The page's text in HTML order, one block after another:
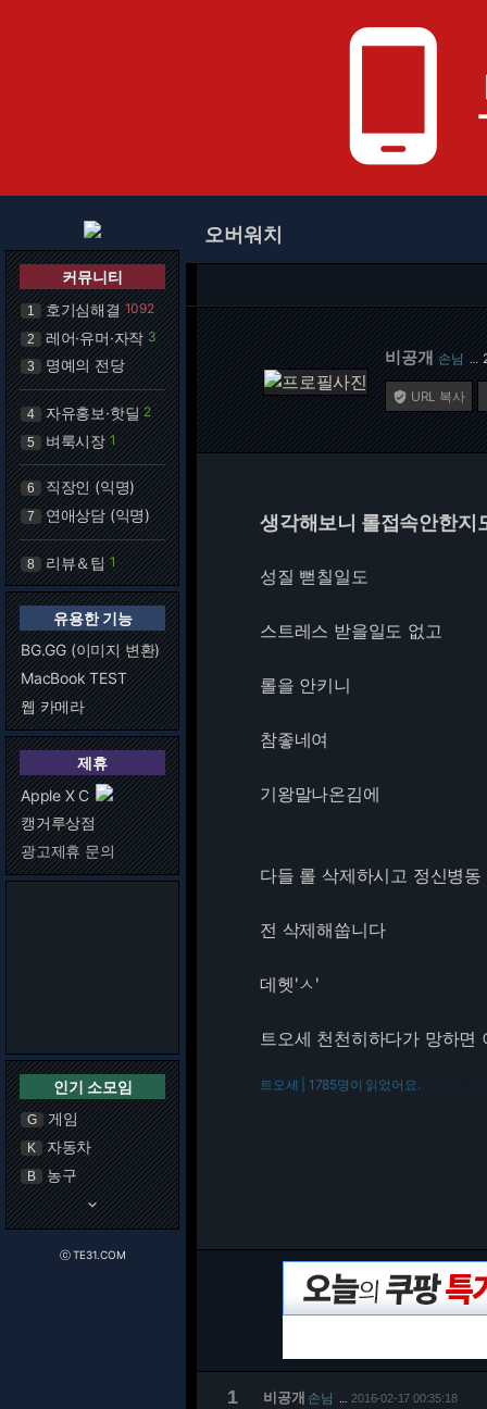
phone_android
커뮤니티
1 호기심해결 1092
2 레어·유머·자작 3
3 명예의 전당
4 자유홍보·핫딜 2
5 벼룩시장 1
6 직장인 (익명)
7 연애상담 (익명)
8 리뷰＆팁 1
유용한 기능
BG.GG (이미지 변환)
MacBook TEST
웹 카메라
제휴
Apple X C
캥거루상점
광고제휴 문의
인기 소모임
G 게임
K 자동차
B 농구
keyboard_arrow_down
ⓒ TE31.COM
오버워치
비공개 손님 …
 URL 복사
생각해보니 롤접속안한지
성질 뻗칠일도
스트레스 받을일도 없고
롤을 안키니
참좋네여
기왕말나온김에
다들 롤 삭제하시고 정신병
전 삭제해쑵니다
데헷'ㅅ'
트오세 천천히하다가 망하면
트오세 | 1785명이 읽었어요.
1 비공개 손님 2016-02-17 00:35:18